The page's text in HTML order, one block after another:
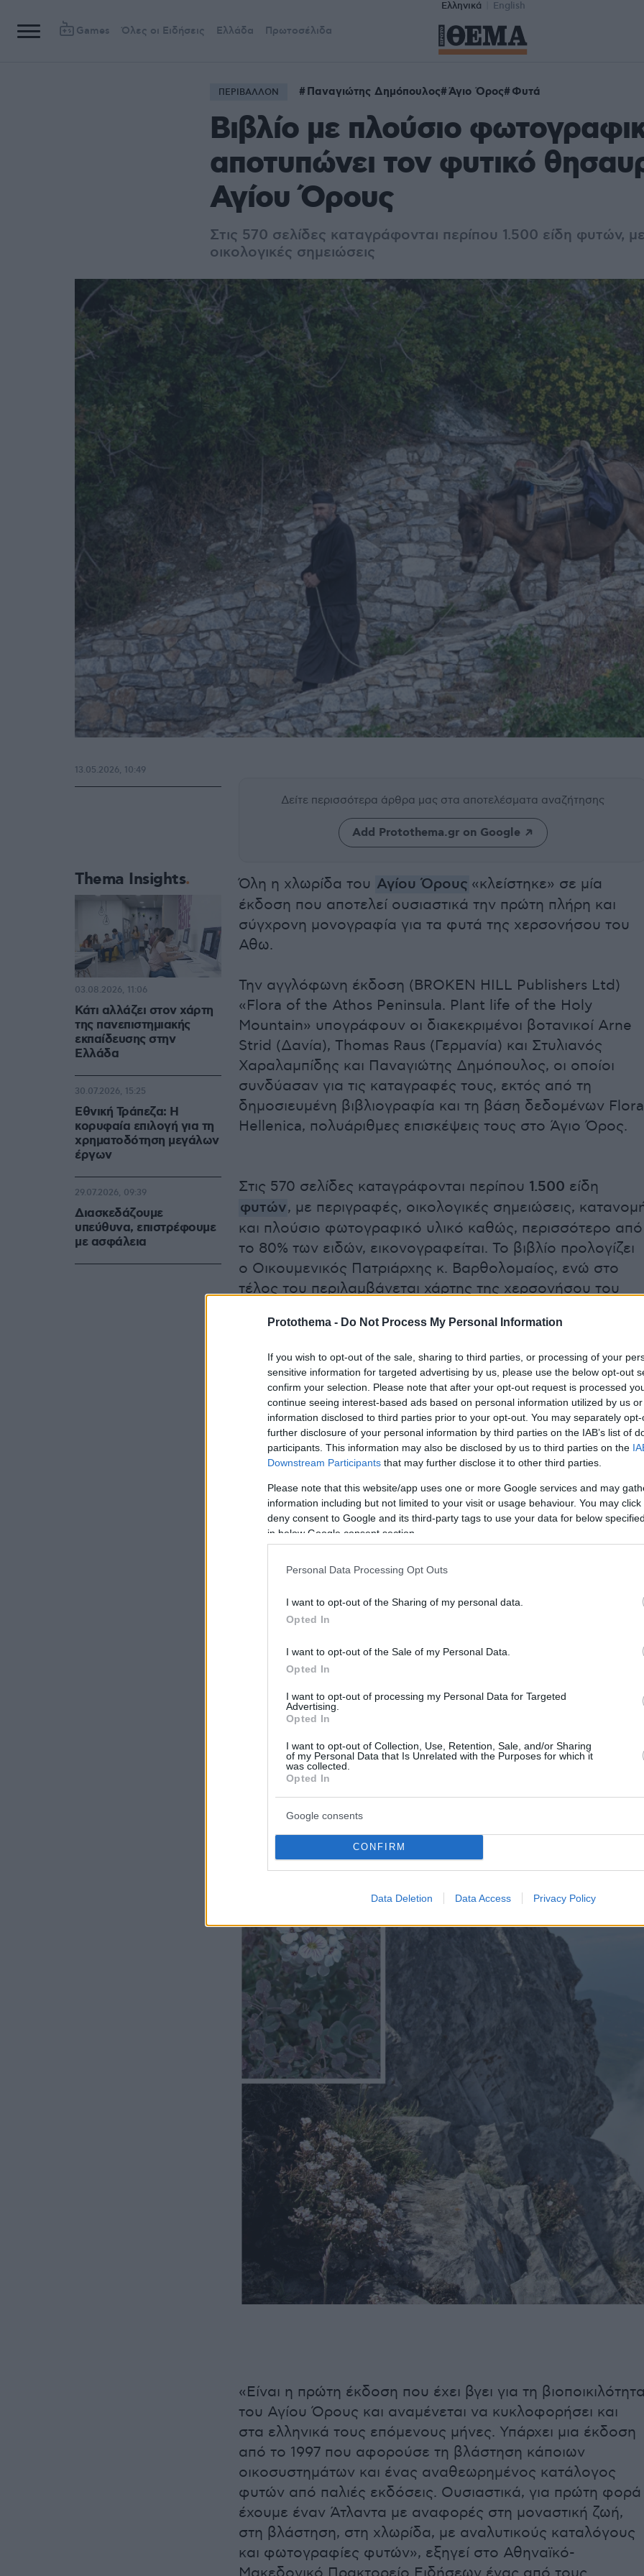
Protothema - Do Not Process My Personal Information
If you wish to opt-out of the sale, sharing to third parties, or processing of your
sensitive information for targeted advertising by us, please use the below opt-out
confirm your selection. Please note that after your opt-out request is processed
continue seeing interest-based ads based on personal information utilized by us
information disclosed to third parties prior to your opt-out. You may separately
further disclosure of your personal information by third parties on the IAB’s list of
participants. This information may also be disclosed by us to third parties on the
Downstream Participants that may further disclose it to other third parties.
Please note that this website/app uses one or more Google services and may
information including but not limited to your visit or usage behaviour. You may
deny consent to Google and its third-party tags to use your data for below
in below Google consent section.
Personal Data Processing Opt Outs
I want to opt-out of the Sharing of my personal data.
Opted In
I want to opt-out of the Sale of my Personal Data.
Opted In
I want to opt-out of processing my Personal Data for Targeted
Advertising.
Opted In
I want to opt-out of Collection, Use, Retention, Sale, and/or Sharing
of my Personal Data that Is Unrelated with the Purposes for which it
was collected.
Opted In
Google consents
CONFIRM
Data Deletion Data Access Privacy Policy
Ελληνικά English
Games Όλες οι Ειδήσεις Ελλάδα Πρωτοσέλιδα
ΠΕΡΙΒΑΛΛΟΝ Παναγιώτης Δημόπουλος Άγιο Όρος Φυτά
Βιβλίο με πλούσιο
αποτυπώνει τον φυτικό
Αγίου Όρους
Στις 570 σελίδες καταγράφονται περίπου 1.500 είδη φυτών,
οικολογικές σημειώσεις
Δείτε περισσότερα άρθρα μας στα αποτελέσματα αναζήτησης
Add Protothema.gr on Google
Όλη η χλωρίδα του Αγίου Όρους «κλείστηκε» σε μία
έκδοση που αποτελεί ουσιαστικά την πρώτη πλήρη και
σύγχρονη μονογραφία για τα φυτά της χερσονήσου του
Αθω.
Την αγγλόφωνη έκδοση (BROKEN HILL Publishers Ltd)
«Flora of the Athos Peninsula. Plant life of the Holy
Mountain» υπογράφουν οι διακεκριμένοι βοτανικοί Arne
Strid (Δανία), Thomas Raus (Γερμανία) και Στυλιανός
Χαραλαμπίδης και Παναγιώτης Δημόπουλος, οι οποίοι
συνδύασαν για τις καταγραφές τους, εκτός από τη
δημοσιευμένη βιβλιογραφία και τη βάση δεδομένων Flora
Hellenica, πολυάριθμες επισκέψεις τους στο Άγιο Όρος.
Στις 570 σελίδες καταγράφονται περίπου 1.500 είδη
φυτών, με περιγραφές, οικολογικές σημειώσεις,
και πλούσιο φωτογραφικό υλικό καθώς, περισσότερο από
το 80% των ειδών, εικονογραφείται. Το βιβλίο προλογίζει
ο Οικουμενικός Πατριάρχης κ. Βαρθολομαίος, ενώ στο
τέλος του περιλαμβάνεται χάρτης της χερσονήσου του
«Είναι η πρώτη έκδοση που έχει βγει για τη
του Αγίου Όρους και αναμένεται να κυκλοφορήσει και
στα ελληνικά τους επόμενους μήνες. Υπάρχει μια έκδοση
από το 1997 που αφορούσε τη βλάστηση κάποιων
οικοσυστημάτων και ένας αναθεωρημένος κατάλογος
φυτών από παλιές εκδόσεις. Ουσιαστικά, για πρώτη φορά
έχουμε έναν Άτλαντα με αναφορές στη μοναστική ζωή,
στη βλάστηση, στη χλωρίδα, με αναλυτικούς καταλόγους
και φωτογραφίες φυτών», εξηγεί στο Αθηναϊκό-
13.05.2026, 10:49
Thema Insights
Κάτι αλλάζει στον χάρτη
της πανεπιστημιακής
εκπαίδευσης στην
Ελλάδα
03.08.2026, 11:06
Εθνική Τράπεζα: Η
κορυφαία επιλογή για τη
χρηματοδότηση μεγάλων
έργων
30.07.2026, 15:25
Διασκεδάζουμε
υπεύθυνα, επιστρέφουμε
με ασφάλεια
29.07.2026, 09:39